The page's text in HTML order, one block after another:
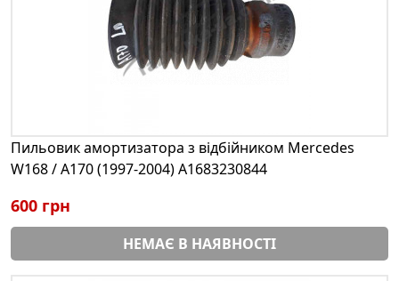
Пильовик амортизатора з відбійником Mercedes
W168 / A170 (1997-2004) A1683230844
600 грн
НЕМАЄ В НАЯВНОСТІ